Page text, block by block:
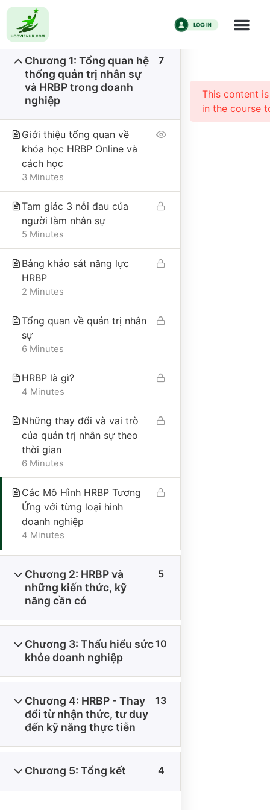
Trang chủ All Courses
Kiến Thức HR
HR Business Partner Từ ZERO đến HERO – Tư duy
chiến lược cho HR
HR Business
duy chiến
Chương 1: Tổng quan hệ
thống quản trị nhân sự
và HRBP trong doanh
nghiệp
7
Giới thiệu tổng quan về
khóa học HRBP Online và
cách học
3 Minutes
Tam giác 3 nỗi đau của
người làm nhân sự
5 Minutes
Bảng khảo sát năng lực
HRBP
2 Minutes
Tổng quan về quản trị nhân
sự
6 Minutes
HRBP là gì?
4 Minutes
Những thay đổi và vai trò
của quản trị nhân sự theo
thời gian
6 Minutes
Các Mô Hình HRBP Tương
Ứng với từng loại hình
doanh nghiệp
4 Minutes
Chương 2: HRBP và
những kiến thức, kỹ
năng cần có
5
Chương 3: Thấu hiểu sức
khỏe doanh nghiệp
10
Chương 4: HRBP - Thay
đổi từ nhận thức, tư duy
đến kỹ năng thực tiễn
13
Chương 5: Tổng kết 4
This content
in the course
CÔNG TY CỔ PHẦN HỌC VIỆN HR
Giấy CNĐKKD số 0110335457 do Sở Kế hoạch và Đầu tư thành
phố Hà Nội đăng ký thay đổi lần 1 ngày 18/01/2024.
Địa chỉ trụ sở chính: Số 25A, phố Trần Bình
Trọng, phường Cửa Nam, thành phố Hà Nội, Việt
Điện thoại: 0865495998
Email: hongduyen2206@gmail.com
VỀ CÔNG TY
Giới thiệu
Liên hệ
Tư vấn
Thư viện
Nhận tài liệu miễn phí
Cộng đồng 101QTNS
ĐIỀU KIỆN GIAO DỊCH CHUNG
CHÍNH SÁCH THANH TOÁN